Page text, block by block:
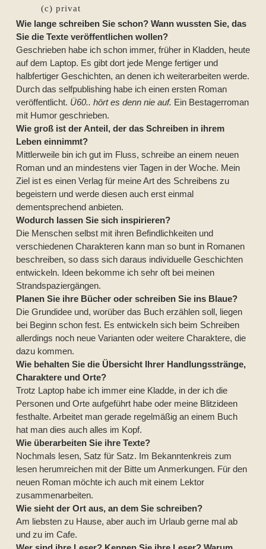
(c) privat
Wie lange schreiben Sie schon? Wann wussten Sie, das
Sie die Texte veröffentlichen wollen?
Geschrieben habe ich schon immer, früher in Kladden, heute
auf dem Laptop. Es gibt dort jede Menge fertiger und
halbfertiger Geschichten, an denen ich weiterarbeiten werde.
Durch das selfpublishing habe ich einen ersten Roman
veröffentlicht. Ü60.. hört es denn nie auf. Ein Bestagerroman
mit Humor geschrieben.
Wie groß ist der Anteil, der das Schreiben in ihrem
Leben einnimmt?
Mittlerweile bin ich gut im Fluss, schreibe an einem neuen
Roman und an mindestens vier Tagen in der Woche. Mein
Ziel ist es einen Verlag für meine Art des Schreibens zu
begeistern und werde diesen auch erst einmal
dementsprechend anbieten.
Wodurch lassen Sie sich inspirieren?
Die Menschen selbst mit ihren Befindlichkeiten und
verschiedenen Charakteren kann man so bunt in Romanen
beschreiben, so dass sich daraus individuelle Geschichten
entwickeln. Ideen bekomme ich sehr oft bei meinen
Strandspaziergängen.
Planen Sie ihre Bücher oder schreiben Sie ins Blaue?
Die Grundidee und, worüber das Buch erzählen soll, liegen
bei Beginn schon fest. Es entwickeln sich beim Schreiben
allerdings noch neue Varianten oder weitere Charaktere, die
dazu kommen.
Wie behalten Sie die Übersicht Ihrer Handlungsstränge,
Charaktere und Orte?
Trotz Laptop habe ich immer eine Kladde, in der ich die
Personen und Orte aufgeführt habe oder meine Blitzideen
festhalte. Arbeitet man gerade regelmäßig an einem Buch
hat man dies auch alles im Kopf.
Wie überarbeiten Sie ihre Texte?
Nochmals lesen, Satz für Satz. Im Bekanntenkreis zum
lesen herumreichen mit der Bitte um Anmerkungen. Für den
neuen Roman möchte ich auch mit einem Lektor
zusammenarbeiten.
Wie sieht der Ort aus, an dem Sie schreiben?
Am liebsten zu Hause, aber auch im Urlaub gerne mal ab
und zu im Cafe.